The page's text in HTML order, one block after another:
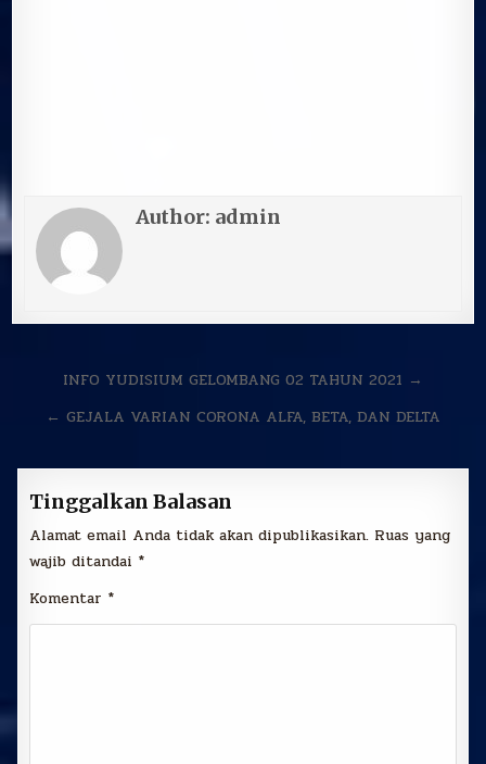
Author: admin
Navigasi
pos
INFO YUDISIUM GELOMBANG 02 TAHUN 2021 →
← GEJALA VARIAN CORONA ALFA, BETA, DAN DELTA
Tinggalkan Balasan
Alamat email Anda tidak akan dipublikasikan. Ruas yang
wajib ditandai *
Komentar *